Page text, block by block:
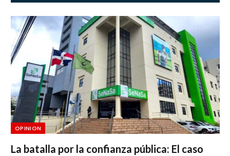
OPINION
La batalla por la confianza pública: El caso